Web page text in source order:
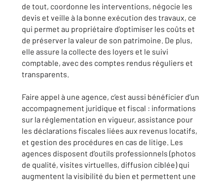
de tout, coordonne les interventions, négocie les
devis et veille à la bonne exécution des travaux, ce
qui permet au propriétaire d’optimiser les coûts et
de préserver la valeur de son patrimoine. De plus,
elle assure la collecte des loyers et le suivi
comptable, avec des comptes rendus réguliers et
transparents.
Faire appel à une agence, c’est aussi bénéficier d’un
accompagnement juridique et fiscal : informations
sur la réglementation en vigueur, assistance pour
les déclarations fiscales liées aux revenus locatifs,
et gestion des procédures en cas de litige. Les
agences disposent d’outils professionnels (photos
de qualité, visites virtuelles, diffusion ciblée) qui
augmentent la visibilité du bien et permettent une